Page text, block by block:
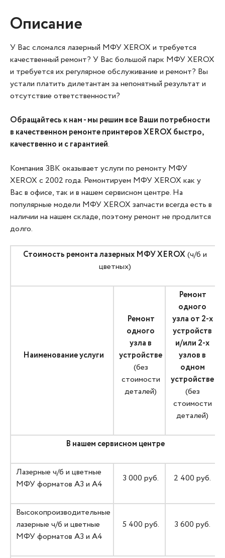
Описание
У Вас сломался лазерный МФУ XEROX и требуется
качественный ремонт? У Вас большой парк МФУ XEROX
и требуется их регулярное обслуживание и ремонт? Вы
устали платить дилетантам за непонятный результат и
отсутствие ответственности?
Обращайтесь к нам - мы решим все Ваши потребности
в качественном ремонте принтеров XEROX быстро,
качественно и с гарантией.
Компания ЗВК оказывает услуги по ремонту МФУ
XEROX с 2002 года. Ремонтируем МФУ XEROX как у
Вас в офисе, так и в нашем сервисном центре. На
популярные модели МФУ XEROX запчасти всегда есть в
наличии на нашем складе, поэтому ремонт не продлится
долго.
Стоимость ремонта лазерных МФУ XEROX(ч/б и
цветных)
Наименование услуги
Ремонт
одного
узла в
устройстве
(без
стоимости
деталей)
Ремонт
одного
узла от 2-х
устройств
и/или 2-х
узлов в
одном
устройстве
(без
стоимости
деталей)
В нашем сервисном центре
Лазерные ч/б и цветные
МФУ форматов А3 и А4
3 000 руб. 2 400 руб.
Высокопроизводительные
лазерные ч/б и цветные
МФУ форматов А3 и А4
5 400 руб. 3 600 руб.